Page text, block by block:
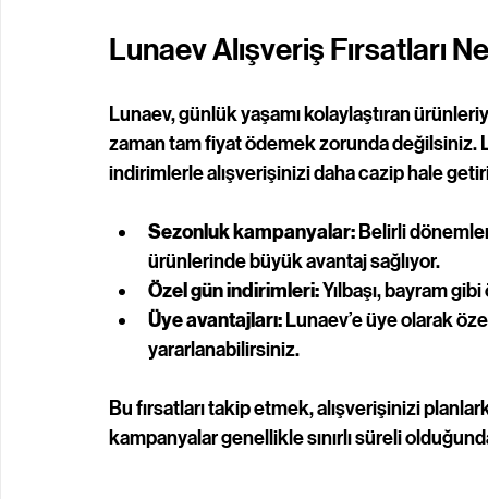
Lunaev Alışveriş Fırsatları
Lunaev, günlük yaşamı kolaylaştıran
zaman tam fiyat ödemek zorunda değilsiniz.
indirimlerle alışverişinizi daha cazip hale
Sezonluk kampanyalar: Belirli
ürünlerinde büyük avantaj sağlıyor.
Özel gün indirimleri: Yılbaşı, bayram
Üye avantajları: Lunaev’e üye olarak
yararlanabilirsiniz.
Bu fırsatları takip etmek, alışverişinizi
kampanyalar genellikle sınırlı süreli